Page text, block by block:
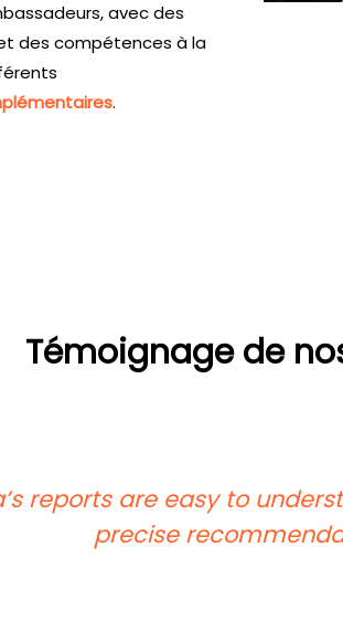
avec des
des compétences à la
.
Témoignage de
reports are easy to
precise